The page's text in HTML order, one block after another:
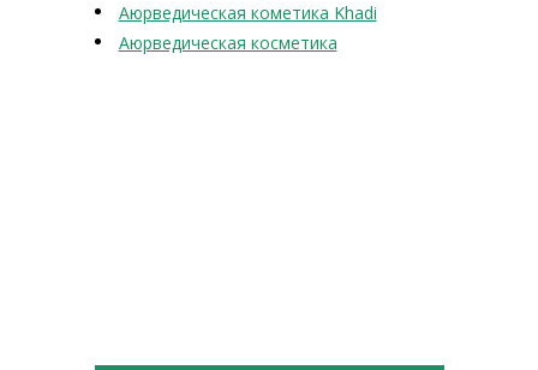
Аюрведическая кометика Khadi
Аюрведическая косметика